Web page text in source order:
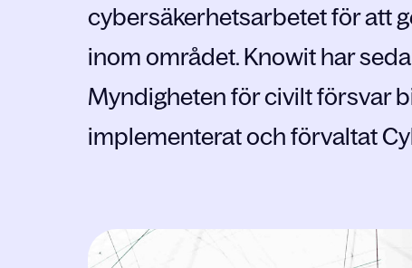
cybersäkerhetsarbetet för att
inom området. Knowit har
Myndigheten för civilt försvar
implementerat och förvaltat